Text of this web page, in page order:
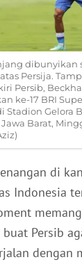
dibunyikan
Persija.
Persib,
ke-17 BRI
Stadion Gelora
Barat,
di
Indonesia
Persib
dengan